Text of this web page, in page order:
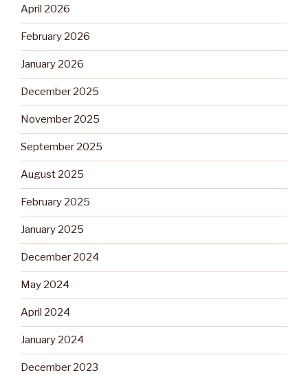
April 2026
February 2026
January 2026
December 2025
November 2025
September 2025
August 2025
February 2025
January 2025
December 2024
May 2024
April 2024
January 2024
December 2023